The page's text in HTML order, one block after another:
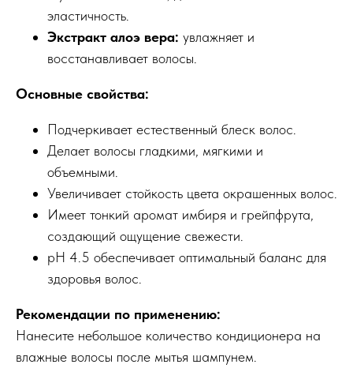
эластичность.
Экстракт алоэ вера: увлажняет и
восстанавливает волосы.
Основные свойства:
Подчеркивает естественный блеск волос.
Делает волосы гладкими, мягкими и
объемными.
Увеличивает стойкость цвета окрашенных волос.
Имеет тонкий аромат имбиря и грейпфрута,
создающий ощущение свежести.
pH 4.5 обеспечивает оптимальный баланс для
здоровья волос.
Рекомендации по применению:
Нанесите небольшое количество кондиционера на
влажные волосы после мытья шампунем.
Возврат и обмен
Акции